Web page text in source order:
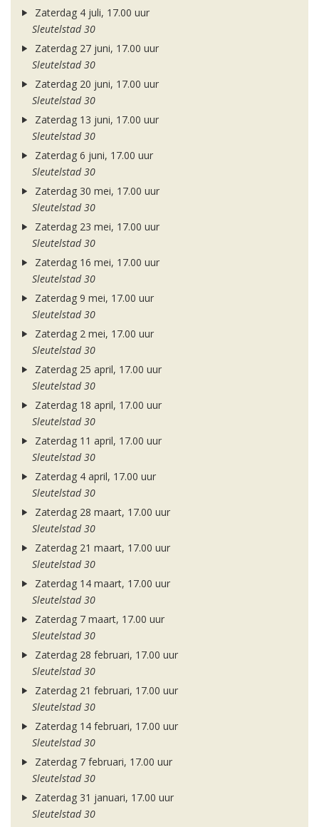
Zaterdag 4 juli, 17.00 uur
Sleutelstad 30
Zaterdag 27 juni, 17.00 uur
Sleutelstad 30
Zaterdag 20 juni, 17.00 uur
Sleutelstad 30
Zaterdag 13 juni, 17.00 uur
Sleutelstad 30
Zaterdag 6 juni, 17.00 uur
Sleutelstad 30
Zaterdag 30 mei, 17.00 uur
Sleutelstad 30
Zaterdag 23 mei, 17.00 uur
Sleutelstad 30
Zaterdag 16 mei, 17.00 uur
Sleutelstad 30
Zaterdag 9 mei, 17.00 uur
Sleutelstad 30
Zaterdag 2 mei, 17.00 uur
Sleutelstad 30
Zaterdag 25 april, 17.00 uur
Sleutelstad 30
Zaterdag 18 april, 17.00 uur
Sleutelstad 30
Zaterdag 11 april, 17.00 uur
Sleutelstad 30
Zaterdag 4 april, 17.00 uur
Sleutelstad 30
Zaterdag 28 maart, 17.00 uur
Sleutelstad 30
Zaterdag 21 maart, 17.00 uur
Sleutelstad 30
Zaterdag 14 maart, 17.00 uur
Sleutelstad 30
Zaterdag 7 maart, 17.00 uur
Sleutelstad 30
Zaterdag 28 februari, 17.00 uur
Sleutelstad 30
Zaterdag 21 februari, 17.00 uur
Sleutelstad 30
Zaterdag 14 februari, 17.00 uur
Sleutelstad 30
Zaterdag 7 februari, 17.00 uur
Sleutelstad 30
Zaterdag 31 januari, 17.00 uur
Sleutelstad 30